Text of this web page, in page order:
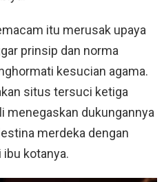
itu merusak upaya
prinsip dan norma
kesucian agama.
situs tersuci ketiga
menegaskan dukungannya
merdeka dengan
kotanya.